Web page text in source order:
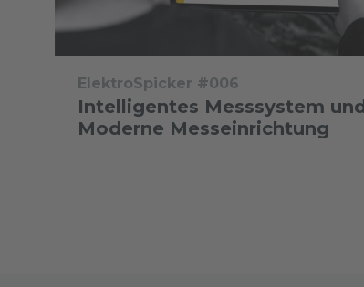
ElektroSpicker #006
Intelligentes Messsystem und
Moderne Messeinrichtung